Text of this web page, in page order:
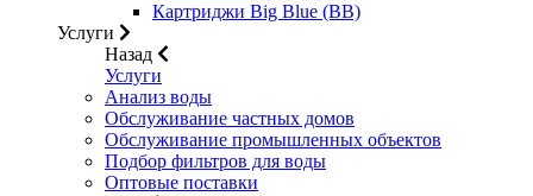
Картриджи Big Blue (BB)
Услуги
Назад
Услуги
Анализ воды
Обслуживание частных домов
Обслуживание промышленных объектов
Подбор фильтров для воды
Оптовые поставки